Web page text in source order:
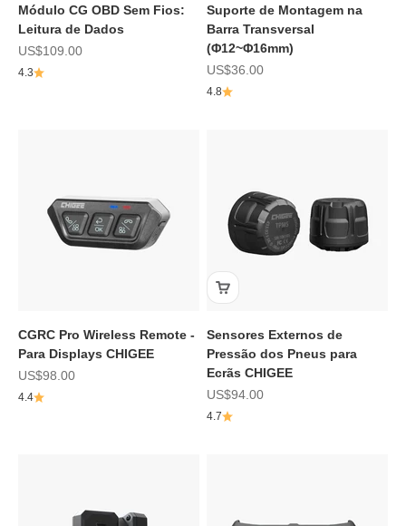
Módulo CG OBD Sem Fios:
Leitura de Dados
Preço de promoção
US$109.00
4.3
Suporte de Montagem na
Barra Transversal
(Φ12~Φ16mm)
Preço de promoção
US$36.00
4.8
CGRC Pro Wireless Remote -
Para Displays CHIGEE
Preço de promoção
US$98.00
4.4
Sensores Externos de
Pressão dos Pneus para
Ecrãs CHIGEE
Preço de promoção
US$94.00
4.7